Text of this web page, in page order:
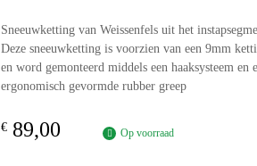
Sneeuwketting van Weissenfels uit het
Deze sneeuwketting is voorzien van een 9mm
en word gemonteerd middels een haaksysteem en
ergonomisch gevormde rubber greep
€ 89,00 Op voorraad